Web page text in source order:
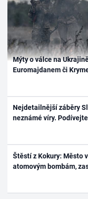
Mýty o válce na
Euromajdanem či
Nejdetailnější záběry
neznámé víry.
Štěstí z Kokury: Město
atomovým bombám,